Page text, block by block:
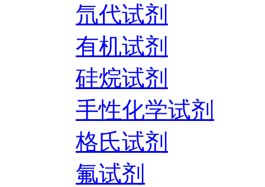
氘代试剂
有机试剂
硅烷试剂
手性化学试剂
格氏试剂
氟试剂